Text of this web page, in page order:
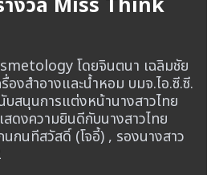
โดยจินตนา เฉลิมชัย
องสำอางและน้ำหอม บมจ.ไอ.ซี.ซี.
สนุนการแต่งหน้านางสาวไทย
ดงความยินดีกับนางสาวไทย
กนทีสวัสดิ์ (โจอี้) , รองนางสาว